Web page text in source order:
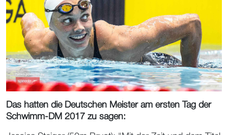
Das hatten die Deutschen Meister am ersten Tag der
Schwimm-DM 2017 zu sagen: